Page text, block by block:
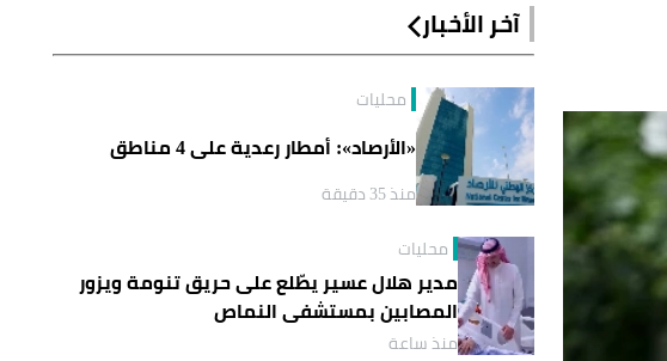
آخر الأخبار
محليات
«الأرصاد»: أمطار رعدية على 4 مناطق
منذ 35 دقيقة
محليات
مدير هلال عسير يطّلع على حريق تنومة ويزور
المصابين بمستشفى النماص
منذ ساعة